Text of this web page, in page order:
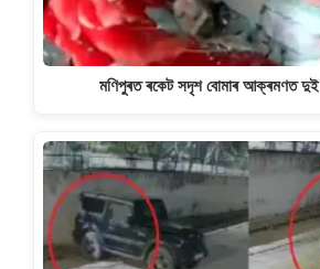
মণিপুৰত ৰকেট সদৃশ বোমাৰ আক্ৰমণত